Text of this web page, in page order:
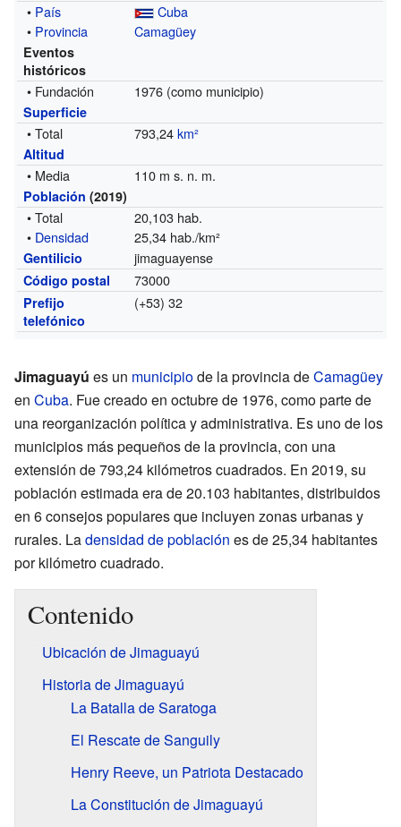
• País
Cuba
• Provincia Camagüey
Eventos
históricos
• Fundación 1976 (como municipio)
Superficie
• Total 793,24km²
Altitud
• Media 110 m s. n. m.
Población (2019)
• Total
20,103 hab.
• Densidad 25,34 hab./km²
Gentilicio jimaguayense
Código postal 73000
Prefijo
telefónico
(+53) 32
Jimaguayú es un municipiode la provincia deCamagüey
en Cuba. Fue creado en octubre de 1976, como parte de
una reorganización política y administrativa. Es uno de los
municipios más pequeños de la provincia, con una
extensión de 793,24 kilómetros cuadrados. En 2019, su
población estimada era de 20.103 habitantes, distribuidos
en 6 consejos populares que incluyen zonas urbanas y
rurales. Ladensidad de población es de 25,34 habitantes
por kilómetro cuadrado.
Contenido
Ubicación de Jimaguayú
Historia de Jimaguayú
La Batalla de Saratoga
El Rescate de Sanguily
Henry Reeve, un Patriota Destacado
La Constitución de Jimaguayú